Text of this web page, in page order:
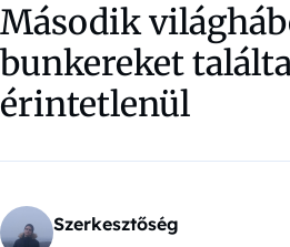
Második
bunkereket
érintetlenül
Szerkesztőség